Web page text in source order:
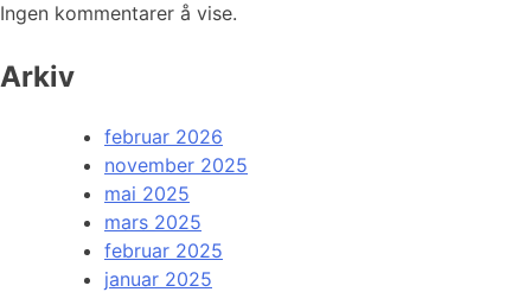
Ingen kommentarer å vise.
Arkiv
februar 2026
november 2025
mai 2025
mars 2025
februar 2025
januar 2025